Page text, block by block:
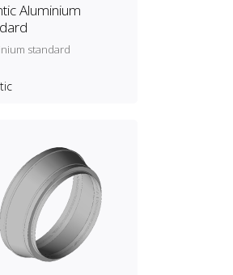
Aluminium
standard